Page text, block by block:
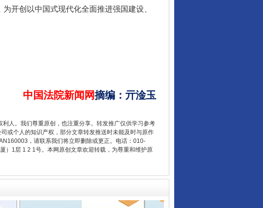
开创以中国式现代化全面推进强国建设、
中国法院新闻网摘编 ： 亓淦玉
人。我们尊重原创，也注重分享。转发推广仅供学习参考
或个人的知识产权，部分文章转发推送时未能及时与原作
，请联系我们将立即删除或更正。电话：010-
）1层 1 2 1号。本网原创文章欢迎转载，为尊重和维护原